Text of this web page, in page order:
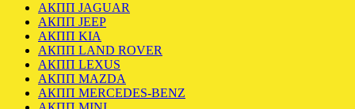
АКПП JAGUAR
АКПП JEEP
АКПП KIA
АКПП LAND ROVER
АКПП LEXUS
АКПП MAZDA
АКПП MERCEDES-BENZ